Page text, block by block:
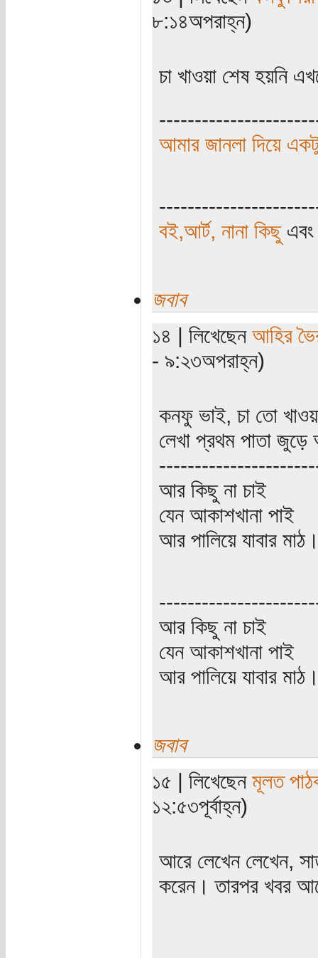
৮:১৪অপরাহ্ন)
চা খাওয়া শেষ হয়নি
আমার জানলা দিয়ে
বই,আর্ট, নানা কিছু
জবাব
১৪ | লিখেছেন আহির
- ৯:২৩অপরাহ্ন)
কনফু ভাই, চা তো
লেখা প্রথম পাতা
আর কিছু না চাই
যেন আকাশখানা পাই
আর পালিয়ে যাবার
আর কিছু না চাই
যেন আকাশখানা পাই
আর পালিয়ে যাবার
জবাব
১৫ | লিখেছেন মূলত
১২:৫৩পূর্বাহ্ন)
আরে লেখেন লেখেন,
করেন। তারপর খবর